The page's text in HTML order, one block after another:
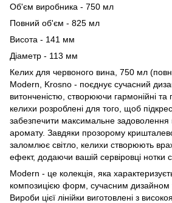
Об'єм виробника - 750 мл
Повний об'єм - 825 мл
Висота - 141 мм
Діаметр - 113 мм
Келих для червоного вина, 750 мл
Modern, Krosno - поєднує сучасний
витонченістю, створюючи гармонійні та
келихи розроблені для того, щоб
забезпечити максимальне задоволення
аромату. Завдяки прозорому
заломлює світло, келихи створюють
ефект, додаючи вашій сервіровці нотки
Modern - це колекція, яка
композицією форм, сучасним дизайном
Вироби цієї лінійки виготовлені з